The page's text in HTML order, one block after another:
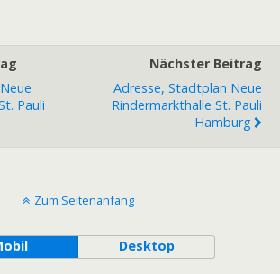
Pauli
Nächster Beitrag
Adresse, Stadtplan Neue
Rindermarkthalle St. Pauli
Hamburg
Zum Seitenanfang
Desktop